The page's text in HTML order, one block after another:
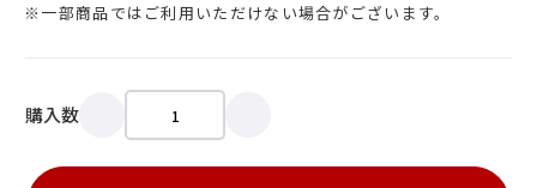
※一部商品ではご利用いただけない場合がございます。
購入数